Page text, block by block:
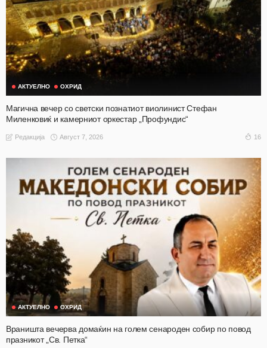
АКТУЕЛНО ОХРИД
Магична вечер со светски познатиот виолинист Стефан
Миленковиќ и камерниот оркестар „Профундис“
Редакција Август 7, 2026 16
АКТУЕЛНО ОХРИД
Враништа вечерва домаќин на голем сенароден собир по повод
празникот „Св. Петка“